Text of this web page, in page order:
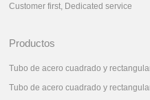
Customer first, Dedicated service
Productos
Tubo de acero cuadrado y
Tubo de acero cuadrado y